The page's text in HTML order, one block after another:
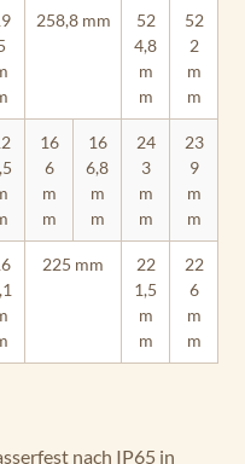
258,8 mm
52
4,8
m
m
52
2
m
m
16
6
m
m
16
6,8
m
m
24
3
m
m
23
9
m
m
225 mm
22
1,5
m
m
22
6
m
m
nach IP65 in